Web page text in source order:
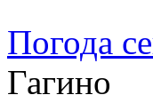
Погода
Гагино